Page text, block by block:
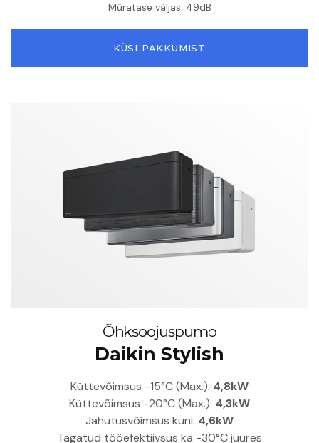
Müratase väljas: 49dB
KÜSI PAKKUMIST
Õhksoojuspump
Daikin Stylish
Küttevõimsus -15°C (Max.): 4,8kW
Küttevõimsus -20°C (Max.): 4,3kW
Jahutusvõimsus kuni: 4,6kW
Tagatud tööefektiivsus ka -30°C juures